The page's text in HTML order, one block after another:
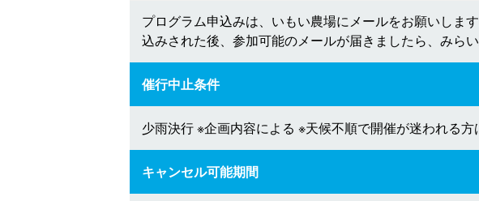
プログラム申込みは、いもい農場にメールをお願いしま
込みされた後、参加可能のメールが届きましたら、みら
催行中止条件
少雨決行 ※企画内容による ※天候不順で開催が迷われる
キャンセル可能期間